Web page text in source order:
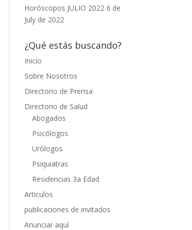
Horóscopos JULIO 2022 6 de
July de 2022
¿Qué estás buscando?
Inicio
Sobre Nosotros
Directorio de Prensa
Directorio de Salud
Abogados
Psicólogos
Urólogos
Psiquiatras
Residencias 3a Edad
Articulos
publicaciones de invitados
Anunciar aquí